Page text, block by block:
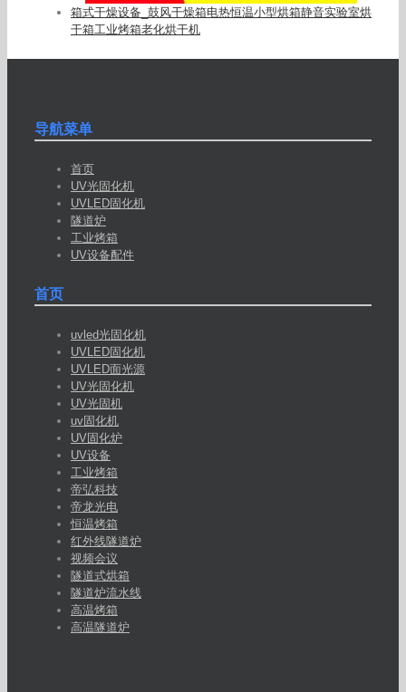
箱式干燥设备_鼓风干燥箱电热恒温小型烘箱静音实验室烘
干箱工业烤箱老化烘干机
导航菜单
首页
UV光固化机
UVLED固化机
隧道炉
工业烤箱
UV设备配件
首页
uvled光固化机
UVLED固化机
UVLED面光源
UV光固化机
UV光固机
uv固化机
UV固化炉
UV设备
工业烤箱
帝弘科技
帝龙光电
恒温烤箱
红外线隧道炉
视频会议
隧道式烘箱
隧道炉流水线
高温烤箱
高温隧道炉